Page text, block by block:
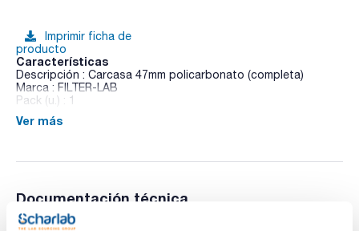
Imprimir ficha de
producto
Características
Descripción : Carcasa 47mm policarbonato (completa)
Marca : FILTER-LAB
Pack (u.) : 1
Carcasas de PP para la sujeción de filtros de 47 mm de
- Esterilización de líquidos bajo un flujo de presión positiva.
Ver más
Documentación técnica